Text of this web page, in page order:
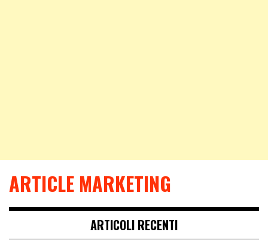
ARTICLE MARKETING
ARTICOLI RECENTI